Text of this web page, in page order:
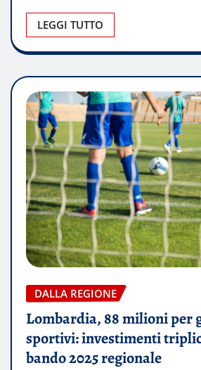
LEGGI TUTTO
DALLA REGIONE
Lombardia, 88 milioni per
sportivi: investimenti
bando 2025 regionale